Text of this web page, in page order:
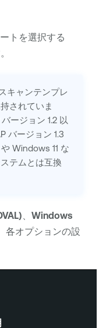
トを選択する
キャンテンプレ
されていま
ージョン 1.2 以
バージョン 1.3
Windows 11 な
テムとは互換
Windows
各オプションの設